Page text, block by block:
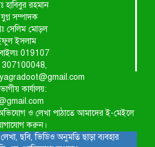
হাবিবুর রহমান
যুগ্ন সম্পাদক
সেলিম মোড়ল
ইসলাম
019107
কার্যালয়:
ও লেখা পাঠাতে আমাদের ই-মেইলে
করুন।
ছবি, ভিডিও অনুমতি ছাড়া ব্যবহার